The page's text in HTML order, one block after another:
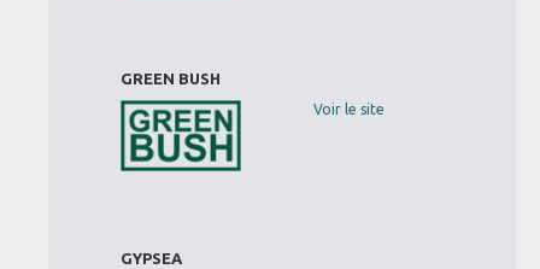
GREEN BUSH
Voir le site
GYPSEA